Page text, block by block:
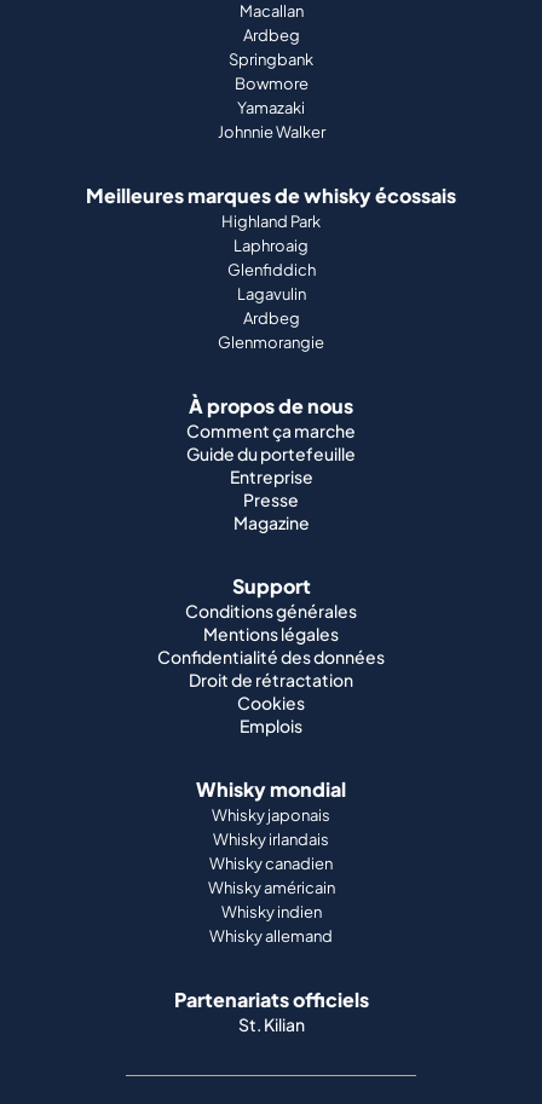
Macallan
Ardbeg
Springbank
Bowmore
Yamazaki
Johnnie Walker
Meilleures marques de whisky écossais
Highland Park
Laphroaig
Glenfiddich
Lagavulin
Ardbeg
Glenmorangie
À propos de nous
Comment ça marche
Guide du portefeuille
Entreprise
Presse
Magazine
Support
Conditions générales
Mentions légales
Confidentialité des données
Droit de rétractation
Cookies
Emplois
Whisky mondial
Whisky japonais
Whisky irlandais
Whisky canadien
Whisky américain
Whisky indien
Whisky allemand
Partenariats officiels
St. Kilian